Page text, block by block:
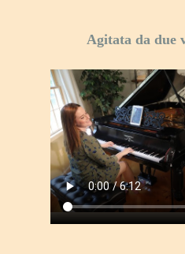
Agitata da due